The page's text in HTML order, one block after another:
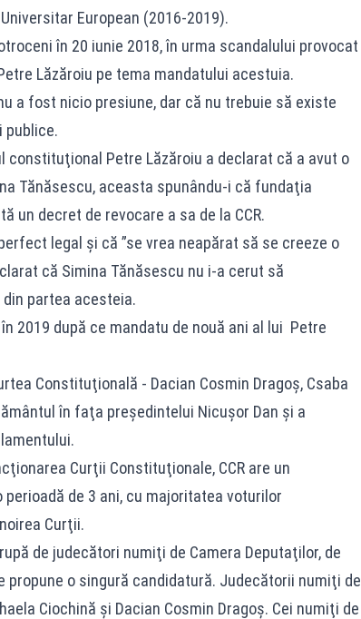
European (2016-2019).
în 20 iunie 2018, în urma scandalului provocat
Lăzăroiu pe tema mandatului acestuia.
a fost nicio presiune, dar că nu trebuie să existe
publice.
constituţional Petre Lăzăroiu a declarat că a avut o
Tănăsescu, aceasta spunându-i că fundaţia
un decret de revocare a sa de la CCR.
legal şi că ”se vrea neapărat să se creeze o
că Simina Tănăsescu nu i-a cerut să
partea acesteia.
2019 după ce mandatu de nouă ani al lui Petre
Constituţională - Dacian Cosmin Dragoş, Csaba
în faţa preşedintelui Nicuşor Dan şi a
Curţii Constituţionale, CCR are un
de 3 ani, cu majoritatea voturilor
Curţii.
de judecători numiţi de Camera Deputaţilor, de
propune o singură candidatură. Judecătorii numiţi de
Ciochină şi Dacian Cosmin Dragoş. Cei numiţi de